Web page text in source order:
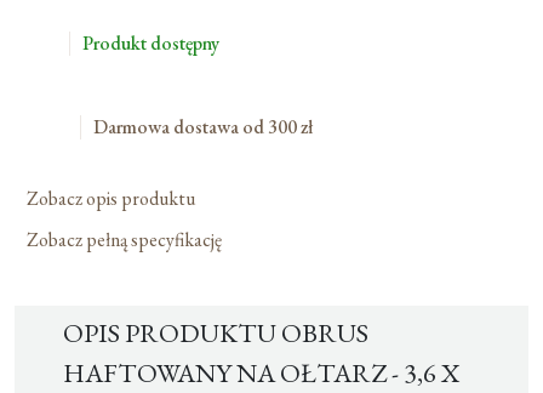
M
Produkt dostępny
Darmowa dostawa od 300 zł
Zobacz opis produktu
Zobacz pełną specyfikację
OPIS PRODUKTU OBRUS
HAFTOWANY NA OŁTARZ - 3,6 X